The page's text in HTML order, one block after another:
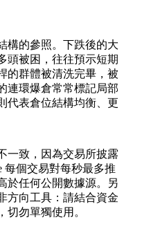
構的參照。下跌後的大
頭被困，往往預示短期
的群體被清洗完畢，被
連環爆倉常常標記局部
代表倉位結構均衡、更
一致，因為交易所披露
個交易對每秒最多推
於任何公開數據源。另
方向工具：請結合資金
切勿單獨使用。